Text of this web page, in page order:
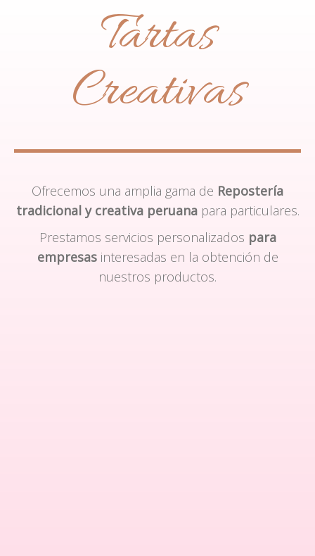
Tartas
Creativas
Ofrecemos una amplia gama de Repostería
tradicional y creativa peruanapara particulares.
Prestamos servicios personalizados para
empresasinteresadas en la obtención de
nuestros productos.